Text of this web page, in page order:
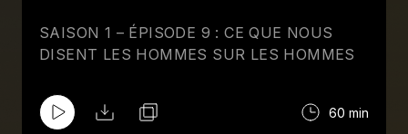
SAISON 1 – ÉPISODE 9 : CE QUE NOUS
DISENT LES HOMMES SUR LES HOMMES
60 min